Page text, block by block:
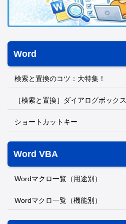
Word
検索と置換のコツ：大特集！
［検索と置換］ダイアログボックス
ショートカットキー
Word VBA
Wordマクロ一覧（用途別）
Wordマクロ一覧（機能別）